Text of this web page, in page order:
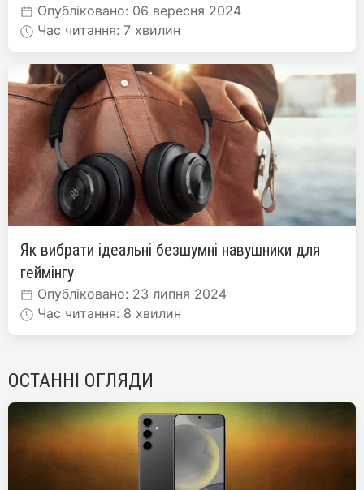
Опубліковано: 06 вересня 2024
Час читання: 7 хвилин
Як вибрати ідеальні безшумні навушники для
геймінгу
Опубліковано: 23 липня 2024
Час читання: 8 хвилин
ОСТАННІ ОГЛЯДИ